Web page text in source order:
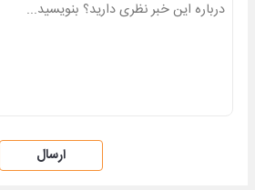
ارسال